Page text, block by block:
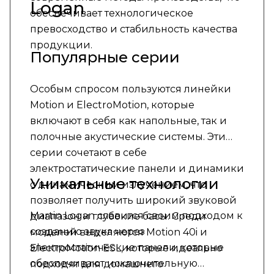
обеспечивает технологическое
превосходство и стабильность качества
продукции.
Logan
Популярные серии
Особым спросом пользуются линейки
Motion и ElectroMotion, которые
включают в себя как напольные, так и
полочные акустические системы. Эти
серии сочетают в себе
электростатические панели и динамики
с динамическим излучением, что
позволяет получить широкий звуковой
диапазон и глубокие басы. Среди
моделей выделяются Motion 40i и
ElectroMotion ESL, которые идеально
подходят для домашнего
Уникальные технологии
Martin Logan славится своим подходом к
созданию звука через
электростатические панели, которые
обеспечивают исключительную